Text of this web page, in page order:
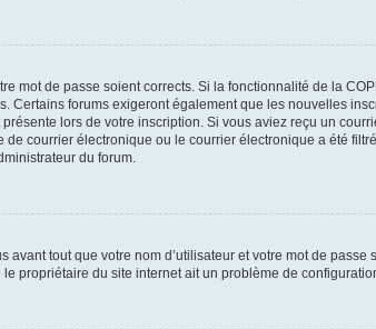
mot de passe soient corrects. Si la fonctionnalité de la
Certains forums exigeront également que les nouvelles
lors de votre inscription. Si vous aviez reçu un
courrier électronique ou le courrier électronique a été
du forum.
avant tout que votre nom d’utilisateur et votre mot de
propriétaire du site internet ait un problème de